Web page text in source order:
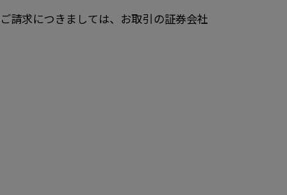
請求につきましては、お取引の証券会社